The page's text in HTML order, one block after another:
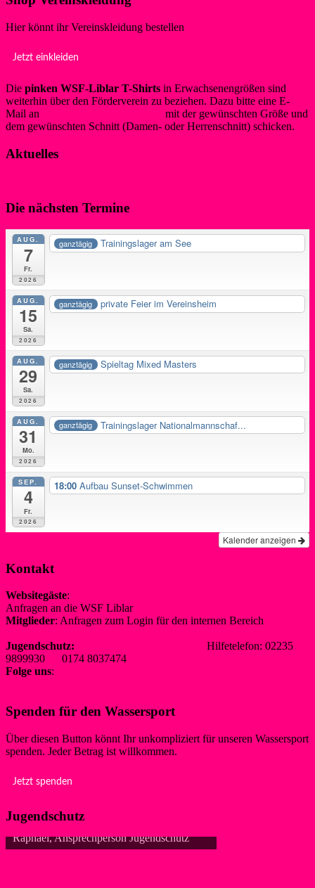
Hier könnt ihr Vereinskleidung bestellen
Jetzt einkleiden
Die pinken WSF-Liblar T-Shirts in Erwachsenengrößen sind
weiterhin über den Förderverein zu beziehen. Dazu bitte eine E-
Mail an
mit der gewünschten Größe und
dem gewünschten Schnitt (Damen- oder Herrenschnitt) schicken.
Aktuelles
Die nächsten Termine
AUG.
7
Fr.
2026
ganztägig Trainingslager am See
AUG.
15
Sa.
2026
ganztägig private Feier im Vereinsheim
AUG.
29
Sa.
2026
ganztägig Spieltag Mixed Masters
AUG.
31
Mo.
2026
ganztägig Trainingslager Nationalmannschaf...
SEP.
4
Fr.
2026
18:00 Aufbau Sunset-Schwimmen
Kalender anzeigen
Kontakt
Websitegäste:
Anfragen an die WSF Liblar
Mitglieder: Anfragen zum Login für den internen Bereich
Jugendschutz:
Hilfetelefon: 02235
9899930 0174 8037474
Folge uns:
Spenden für den Wassersport
Über diesen Button könnt Ihr unkompliziert für unseren Wassersport
spenden. Jeder Betrag ist willkommen.
Jetzt spenden
Jugendschutz
Raphael, Ansprechperson Jugendschutz